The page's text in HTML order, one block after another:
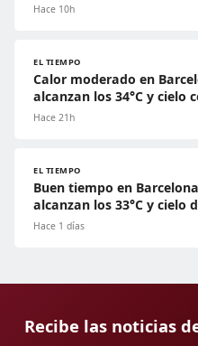
Hace 10h
EL TIEMPO
Calor moderado en
alcanzan los 34°C y cielo
Hace 21h
EL TIEMPO
Buen tiempo en
alcanzan los 33°C y cielo
Hace 1 días
Recibe las noticias